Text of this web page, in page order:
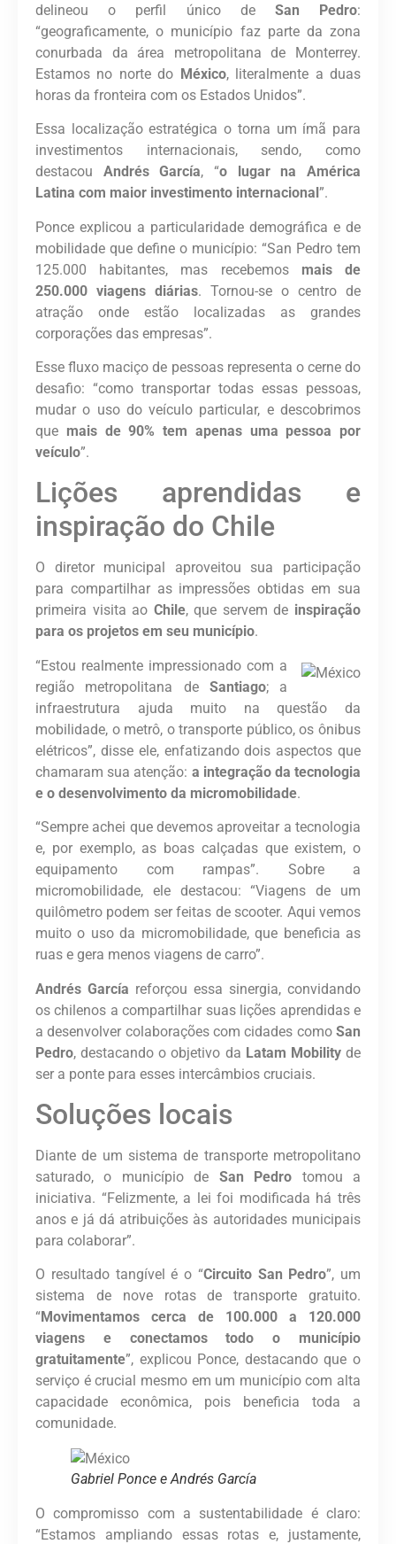
delineou o perfil único de San Pedro:
“geograficamente, o município faz parte da zona
conurbada da área metropolitana de Monterrey.
Estamos no norte do México, literalmente a duas
horas da fronteira com os Estados Unidos”.
Essa localização estratégica o torna um ímã para
investimentos internacionais, sendo, como
destacou Andrés García, “o lugar na América
Latina com maior investimento internacional ”.
Ponce explicou a particularidade demográfica e de
mobilidade que define o município: “San Pedro tem
125.000 habitantes, mas recebemos mais de
250.000 viagens diárias. Tornou-se o centro de
atração onde estão localizadas as grandes
corporações das empresas”.
Esse fluxo maciço de pessoas representa o cerne do
desafio: “como transportar todas essas pessoas,
mudar o uso do veículo particular, e descobrimos
que mais de 90% tem apenas uma pessoa por
veículo”.
Lições aprendidas e
inspiração do Chile
O diretor municipal aproveitou sua participação
para compartilhar as impressões obtidas em sua
primeira visita ao Chile, que servem de inspiração
para os projetos em seu município.
“Estou realmente impressionado com a
região metropolitana de Santiago; a
infraestrutura ajuda muito na questão da
mobilidade, o metrô, o transporte público, os ônibus
elétricos”, disse ele, enfatizando dois aspectos que
chamaram sua atenção: a integração da tecnologia
e o desenvolvimento da micromobilidade.
“Sempre achei que devemos aproveitar a tecnologia
e, por exemplo, as boas calçadas que existem, o
equipamento com rampas”. Sobre a
micromobilidade, ele destacou: “Viagens de um
quilômetro podem ser feitas de scooter. Aqui vemos
muito o uso da micromobilidade, que beneficia as
ruas e gera menos viagens de carro”.
Andrés García reforçou essa sinergia, convidando
os chilenos a compartilhar suas lições aprendidas e
a desenvolver colaborações com cidades como San
Pedro, destacando o objetivo da Latam Mobilityde
ser a ponte para esses intercâmbios cruciais.
Soluções locais
Diante de um sistema de transporte metropolitano
saturado, o município de San Pedro tomou a
iniciativa. “Felizmente, a lei foi modificada há três
anos e já dá atribuições às autoridades municipais
para colaborar”.
O resultado tangível é o “Circuito San Pedro”, um
sistema de nove rotas de transporte gratuito.
“Movimentamos cerca de 100.000 a 120.000
viagens e conectamos todo o município
gratuitamente”, explicou Ponce, destacando que o
serviço é crucial mesmo em um município com alta
capacidade econômica, pois beneficia toda a
comunidade.
Gabriel Ponce e Andrés García
O compromisso com a sustentabilidade é claro:
“Estamos ampliando essas rotas e, justamente,